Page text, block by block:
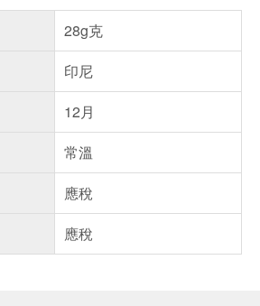
28g克
印尼
12月
常溫
應稅
應稅